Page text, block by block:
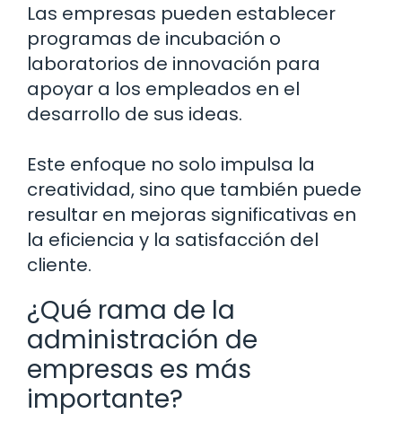
Las empresas pueden establecer
programas de incubación o
laboratorios de innovación para
apoyar a los empleados en el
desarrollo de sus ideas.
Este enfoque no solo impulsa la
creatividad, sino que también puede
resultar en mejoras significativas en
la eficiencia y la satisfacción del
cliente.
¿Qué rama de la
administración de
empresas es más
importante?